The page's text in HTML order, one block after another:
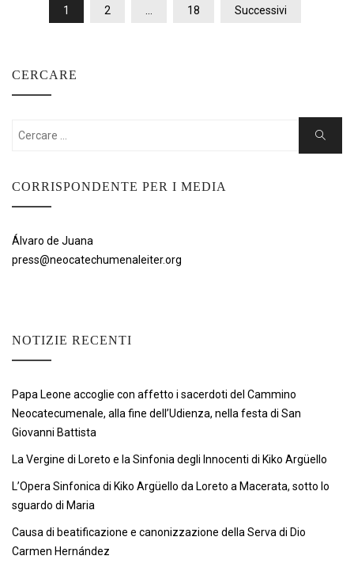
PAGINAZIONE
1 2 18 Successivi
CERCARE
Cercare:
Ricerca
CORRISPONDENTE PER I MEDIA
Álvaro de Juana
press@neocatechumenaleiter.org
NOTIZIE RECENTI
Papa Leone accoglie con affetto i sacerdoti del Cammino
Neocatecumenale, alla fine dell’Udienza, nella festa di San
Giovanni Battista
La Vergine di Loreto e la Sinfonia degli Innocenti di Kiko Argüello
L’Opera Sinfonica di Kiko Argüello da Loreto a Macerata, sotto lo
sguardo di Maria
Causa di beatificazione e canonizzazione della Serva di Dio
Carmen Hernández